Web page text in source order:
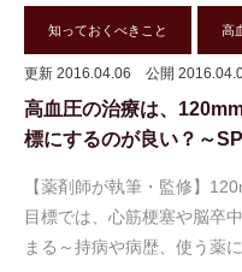
知っておくべきこと 高
更新 2016.04.06 公開
高血圧の治療は、
標にするのが良い？～
【薬剤師が執筆・監修】
目標では、心筋梗塞や脳卒
まる～持病や病歴、使う薬